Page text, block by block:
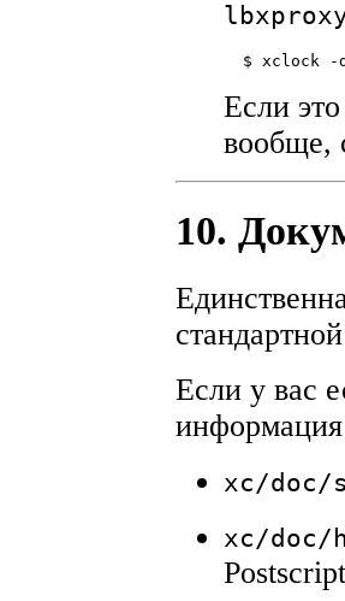
$ xclock -
Если
вообще,
10.
Если у вас
xc/doc/
xc/doc/